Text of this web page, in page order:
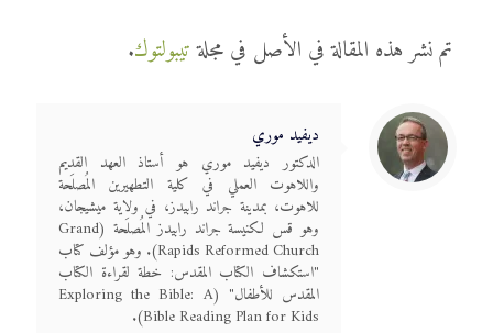
تم نشر هذه المقالة في الأصل في مجلةتيبولتوك.
ديفيد موري
الدكتور ديفيد موري هو أستاذ العهد القديم
واللاهوت العملي في كلية التطهيرين المُصلَحة
للاهوت، بمدينة جراند رابيدز، في ولاية ميشيجان،
وهو قس لكنيسة جراند رابيدز المُصلَحة (Grand
Rapids Reformed Church). وهو مؤلف كتاب
"استكشاف الكتاب المقدس: خطة لقراءة الكتاب
المقدس للأطفال" (Exploring the Bible: A
Bible Reading Plan for Kids).